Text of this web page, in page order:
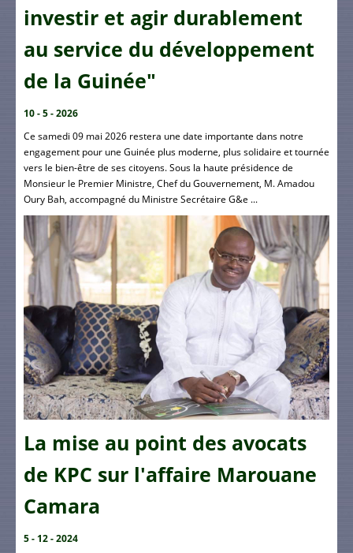
investir et agir durablement
au service du développement
de la Guinée"
10 - 5 - 2026
Ce samedi 09 mai 2026 restera une date importante dans notre
engagement pour une Guinée plus moderne, plus solidaire et tournée
vers le bien-être de ses citoyens. Sous la haute présidence de
Monsieur le Premier Ministre, Chef du Gouvernement, M. Amadou
Oury Bah, accompagné du Ministre Secrétaire G&e ...
La mise au point des avocats
de KPC sur l'affaire Marouane
Camara
5 - 12 - 2024